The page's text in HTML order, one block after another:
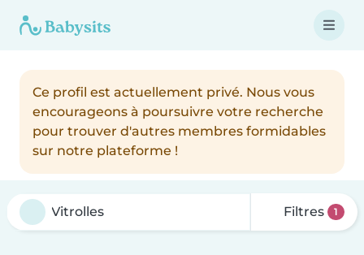
Ce profil est actuellement privé. Nous vous
encourageons à poursuivre votre recherche
pour trouver d'autres membres formidables
sur notre plateforme !
Filtres 1